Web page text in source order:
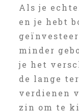
Als je
en je hebt
minder
je het
de lange
verdienen
zin om te